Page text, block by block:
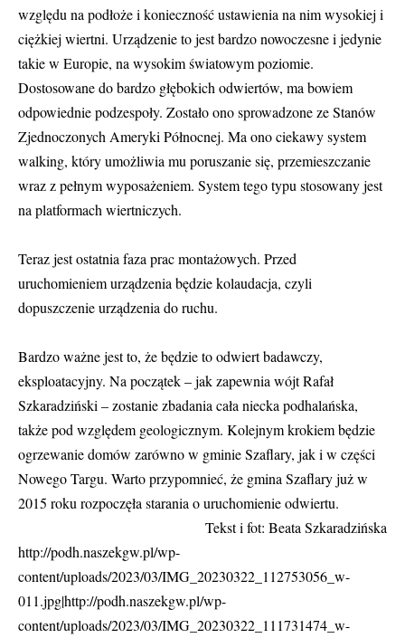
względu na podłoże i konieczność ustawienia na nim wysokiej i
ciężkiej wiertni. Urządzenie to jest bardzo nowoczesne i jedynie
takie w Europie, na wysokim światowym poziomie.
Dostosowane do bardzo głębokich odwiertów, ma bowiem
odpowiednie podzespoły. Zostało ono sprowadzone ze Stanów
Zjednoczonych Ameryki Północnej. Ma ono ciekawy system
walking, który umożliwia mu poruszanie się, przemieszczanie
wraz z pełnym wyposażeniem. System tego typu stosowany jest
na platformach wiertniczych.
Teraz jest ostatnia faza prac montażowych. Przed
uruchomieniem urządzenia będzie kolaudacja, czyli
dopuszczenie urządzenia do ruchu.
Bardzo ważne jest to, że będzie to odwiert badawczy,
eksploatacyjny. Na początek – jak zapewnia wójt Rafał
Szkaradziński – zostanie zbadania cała niecka podhalańska,
także pod względem geologicznym. Kolejnym krokiem będzie
ogrzewanie domów zarówno w gminie Szaflary, jak i w części
Nowego Targu. Warto przypomnieć, że gmina Szaflary już w
2015 roku rozpoczęła starania o uruchomienie odwiertu.
Tekst i fot: Beata Szkaradzińska
http://podh.naszekgw.pl/wp-
content/uploads/2023/03/IMG_20230322_112753056_w-
011.jpg|http://podh.naszekgw.pl/wp-
content/uploads/2023/03/IMG_20230322_111731474_w-